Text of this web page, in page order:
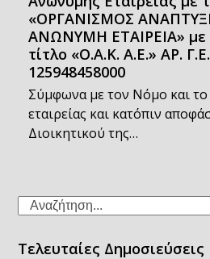
«ΟΡΓΑΝΙΣΜΟΣ
ΑΝΩΝΥΜΗ ΕΤΑΙΡΕΙΑ» με
τίτλο «Ο.Α.Κ. Α.Ε.» ΑΡ.
125948458000
Σύμφωνα με τον Νόμο και το
εταιρείας και κατόπιν
Διοικητικού της…
Search
Τελευταίες Δημοσιεύσεις